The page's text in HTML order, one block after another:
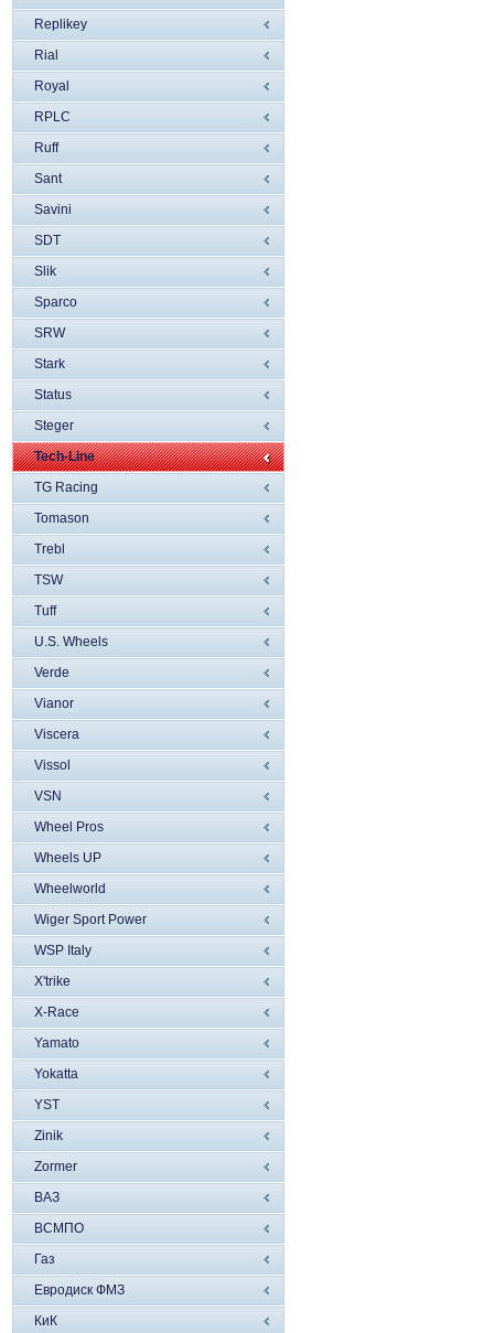
Replikey
Rial
Royal
RPLC
Ruff
Sant
Savini
SDT
Slik
Sparco
SRW
Stark
Status
Steger
Tech-Line
TG Racing
Tomason
Trebl
TSW
Tuff
U.S. Wheels
Verde
Vianor
Viscera
Vissol
VSN
Wheel Pros
Wheels UP
Wheelworld
Wiger Sport Power
WSP Italy
X'trike
X-Race
Yamato
Yokatta
YST
Zinik
Zormer
ВАЗ
ВСМПО
Газ
Евродиск ФМЗ
КиК